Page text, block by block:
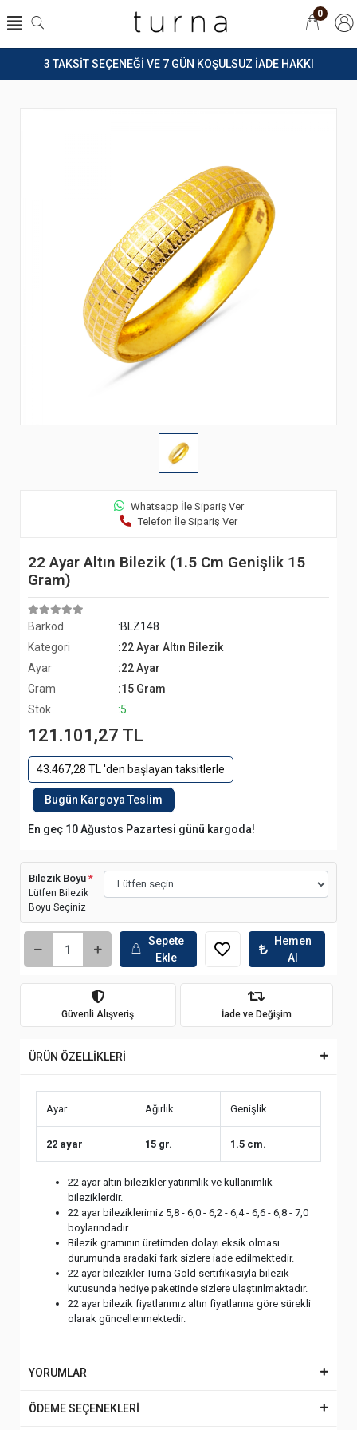
3 TAKSİT SEÇENEĞİ VE 7 GÜN KOŞULSUZ İADE HAKKI
0
Whatsapp İle Sipariş Ver
Telefon İle Sipariş Ver
22 Ayar Altın Bilezik (1.5 Cm Genişlik 15
Gram)
Barkod
:BLZ148
Kategori
:22 Ayar Altın Bilezik
Ayar
:22 Ayar
Gram
:15 Gram
Stok
:5
121.101,27 TL
43.467,28 TL 'den başlayan taksitlerle
Bugün Kargoya Teslim
En geç 10 Ağustos Pazartesi günü kargoda!
Bilezik Boyu *
Lütfen Bilezik
Boyu Seçiniz
Sepete
Ekle
Hemen
Al
Güvenli Alışveriş İade ve Değişim
ÜRÜN ÖZELLİKLERİ
Ayar Ağırlık Genişlik
22 ayar 15 gr. 1.5 cm.
22 ayar altın bilezikler yatırımlık ve kullanımlık
bileziklerdir.
22 ayar bileziklerimiz 5,8 - 6,0 - 6,2 - 6,4 - 6,6 - 6,8 - 7,0
boylarındadır.
Bilezik gramının üretimden dolayı eksik olması
durumunda aradaki fark sizlere iade edilmektedir.
22 ayar bilezikler Turna Gold sertifikasıyla bilezik
kutusunda hediye paketinde sizlere ulaştırılmaktadır.
22 ayar bilezik fiyatlarımız altın fiyatlarına göre sürekli
olarak güncellenmektedir.
YORUMLAR
ÖDEME SEÇENEKLERİ